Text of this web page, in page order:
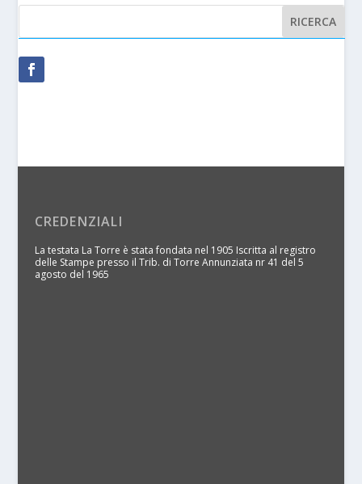
CREDENZIALI
La testata La Torre è stata fondata nel 1905 Iscritta al registro
delle Stampe presso il Trib. di Torre Annunziata nr 41 del 5
agosto del 1965